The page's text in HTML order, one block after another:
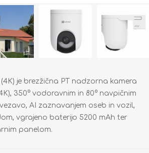
(4K) je brezžična PT nadzorna kamera
350° vodoravnim in 80° navpičnim
AI zaznavanjem oseb in vozil,
vgrajeno baterijo 5200 mAh ter
panelom.